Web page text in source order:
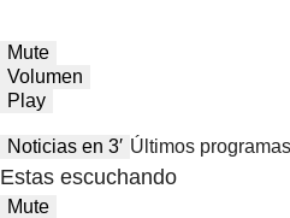
Mute
Volumen
Play
Noticias en 3′ Últimos programas
Estas escuchando
Mute